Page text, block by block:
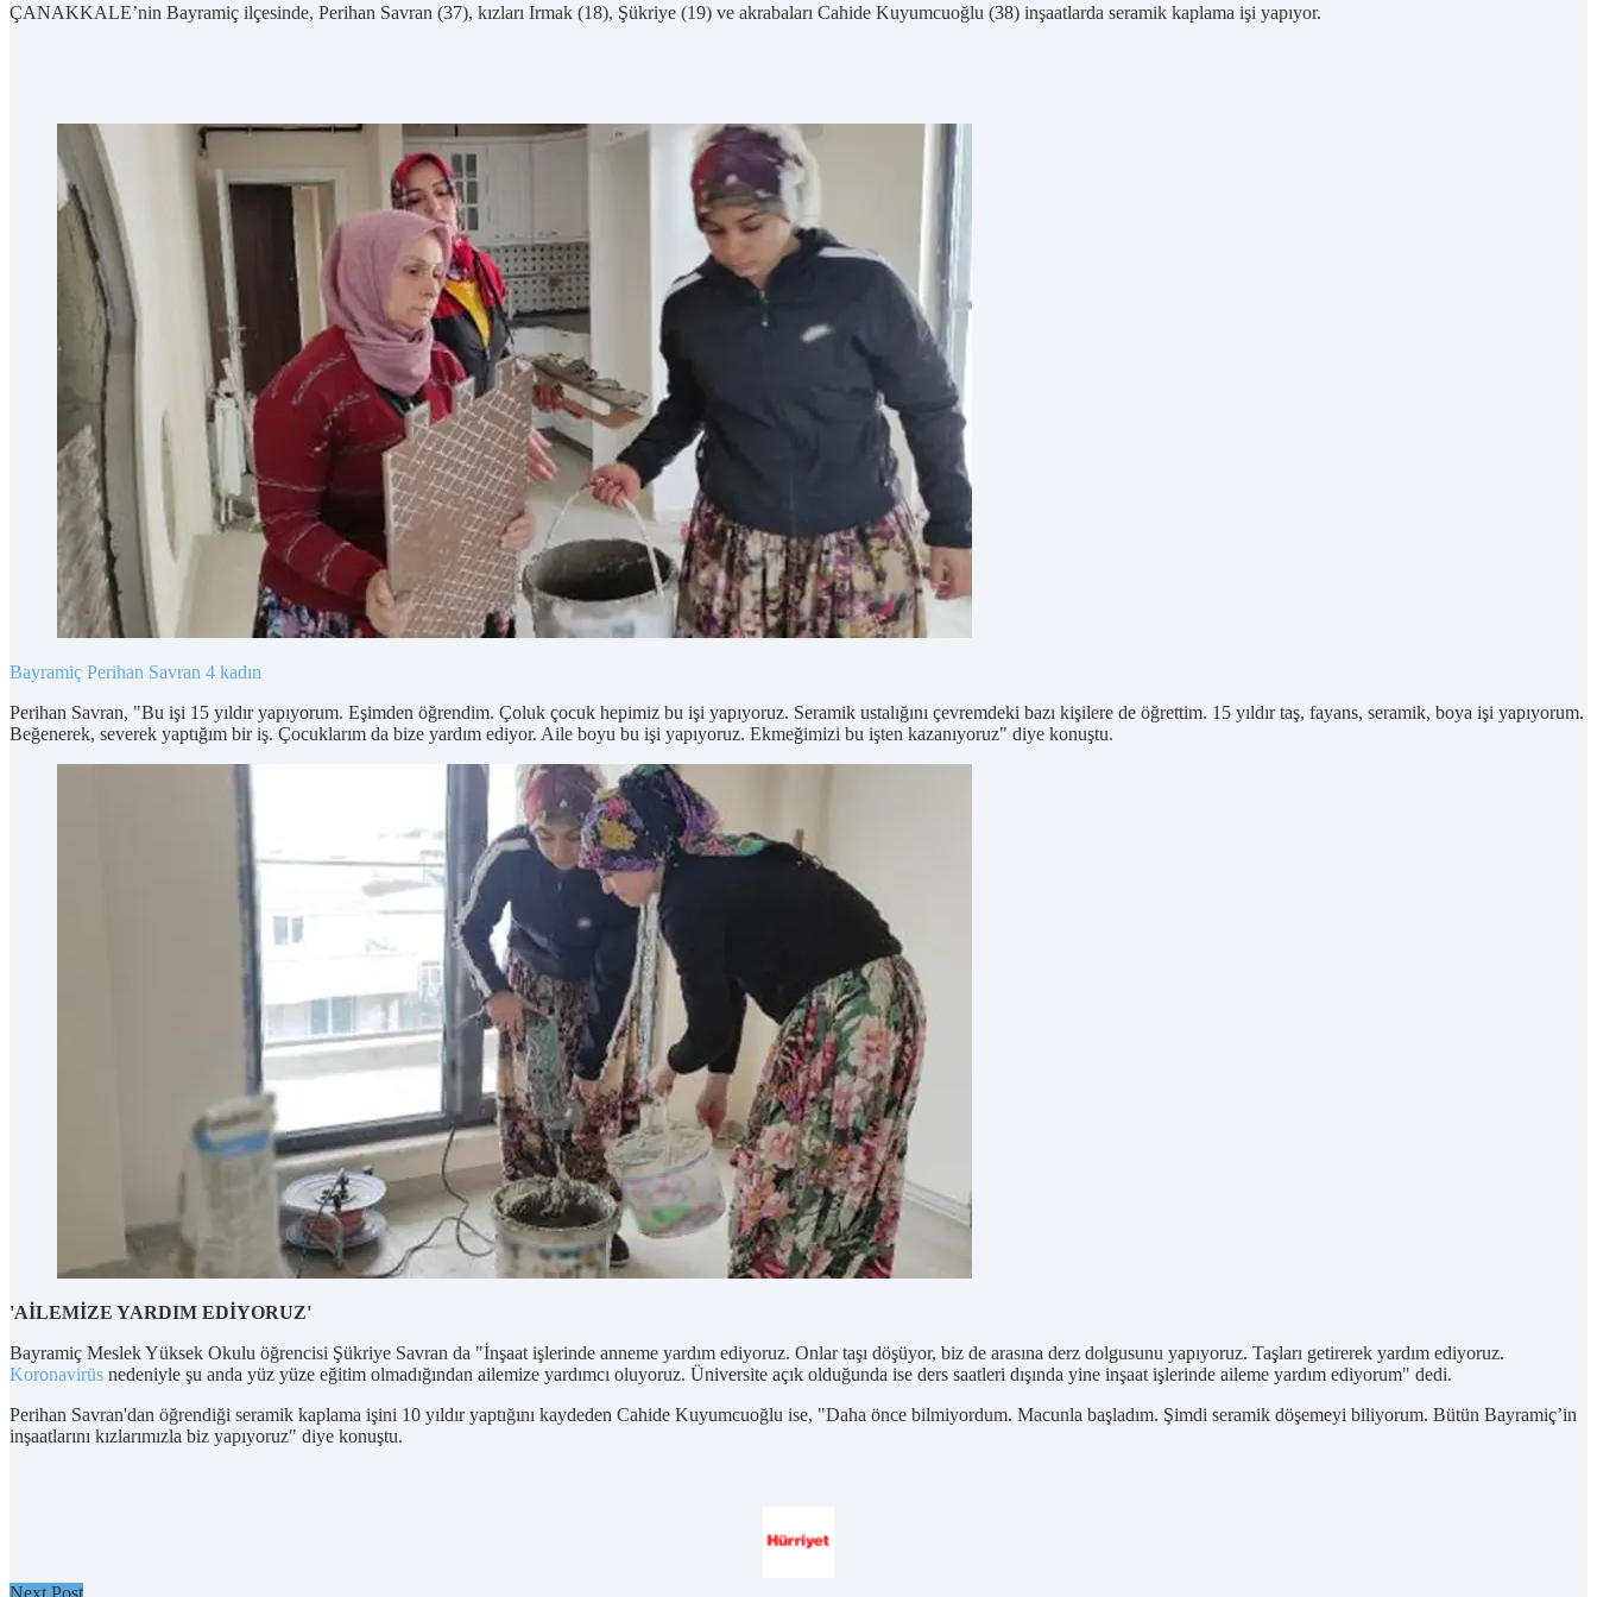
ÇANAKKALE’nin Bayramiç ilçesinde, Perihan Savran (37), kızları Irmak (18), Şükriye (19) ve akrabaları Cahide Kuyumcuoğlu (38) inşaatlarda seramik kaplama işi yapıyor.
Bayramiç Perihan Savran 4 kadın
Perihan Savran, "Bu işi 15 yıldır yapıyorum. Eşimden öğrendim. Çoluk çocuk hepimiz bu işi yapıyoruz. Seramik ustalığını çevremdeki bazı kişilere de öğrettim. 15 yıldır taş, fayans, seramik, boya işi yapıyorum.
Beğenerek, severek yaptığım bir iş. Çocuklarım da bize yardım ediyor. Aile boyu bu işi yapıyoruz. Ekmeğimizi bu işten kazanıyoruz" diye konuştu.
'AİLEMİZE YARDIM EDİYORUZ'
Bayramiç Meslek Yüksek Okulu öğrencisi Şükriye Savran da "İnşaat işlerinde anneme yardım ediyoruz. Onlar taşı döşüyor, biz de arasına derz dolgusunu yapıyoruz. Taşları getirerek yardım ediyoruz.
Koronavirüs nedeniyle şu anda yüz yüze eğitim olmadığından ailemize yardımcı oluyoruz. Üniversite açık olduğunda ise ders saatleri dışında yine inşaat işlerinde aileme yardım ediyorum" dedi.
Perihan Savran'dan öğrendiği seramik kaplama işini 10 yıldır yaptığını kaydeden Cahide Kuyumcuoğlu ise, "Daha önce bilmiyordum. Macunla başladım. Şimdi seramik döşemeyi biliyorum. Bütün Bayramiç’in
inşaatlarını kızlarımızla biz yapıyoruz" diye konuştu.